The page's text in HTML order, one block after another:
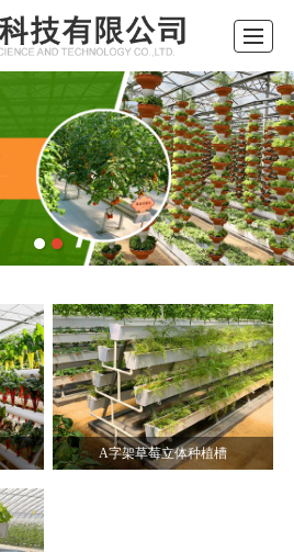
行业常识 留言反馈 联系我们
A字架草莓立体种植槽